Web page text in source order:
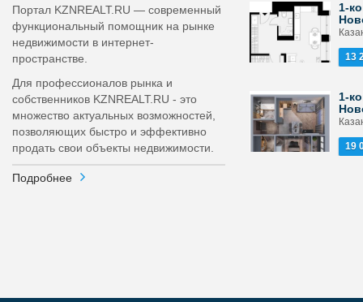
Портал KZNREALT.RU — современный
функциональный помощник на рынке
недвижимости в интернет-
пространстве.
Для профессионалов рынка и
собственников KZNREALT.RU - это
множество актуальных возможностей,
позволяющих быстро и эффективно
продать свои объекты недвижимости.
Подробнее
1-
13
1-
19